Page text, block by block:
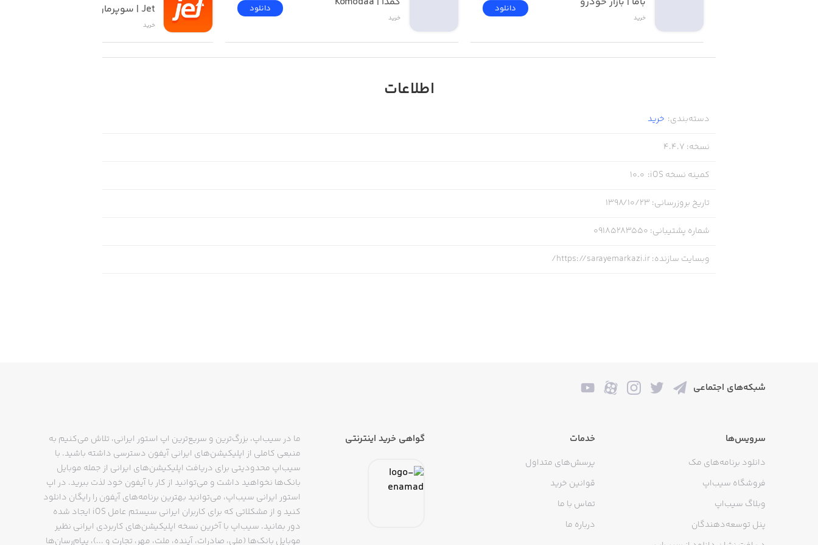
خرید
دانلود
خرید
دانلود
Jet | سوپرمارکت آنلاین
خرید
اطلاعات
دسته‌بندی: خرید
نسخه:
4.4.7
کمینه نسخه iOS :
10.0
تاریخ بروزرسانی: ۱۳۹۸/۱۰/۲۳
شماره پشتیبانی:
09185283550
وبسایت سازنده:
https://sarayemarkazi.ir/
شبکه‌های اجتماعی
سرویس‌ها
دانلود برنامه‌های مک
فروشگاه سیب‌اپ
وبلاگ سیب‌اپ
پنل توسعه‌دهندگان
خدمات
پرسش‌های متداول
قوانین خرید
تماس با ما
درباره ما
گواهی خرید اینترنتی
ما در سیب‌اپ، بزرگ‌ترین و سریع‌ترین اپ استور ایرانی، تلاش می‌کنیم به
منبعی کاملی از اپلیکیشن‌های ایرانی آیفون دسترسی داشته باشید. با
سیب‌اپ محدودیتی برای دریافت اپلیکیشن‌های ایرانی از جمله موبایل
بانک‌ها نخواهید داشت و می‌توانید از کار با آیفون خود لذت ببرید. در اپ
استور ایرانی سیب‌اپ، می‌توانید بهترین برنامه‌های آیفون را رایگان دانلود
کنید و از مشکلاتی که برای کاربران ایرانی سیستم عامل iOS ایجاد شده
دور بمانید. سیب‌اپ با آخرین نسخه اپلیکیشن‌های کاربردی ایرانی نظیر
موبایل بانک‌ها (ملی، صادرات، آینده، ملت، مهر، تجارت و ...)، پیام‌رسان‌ها